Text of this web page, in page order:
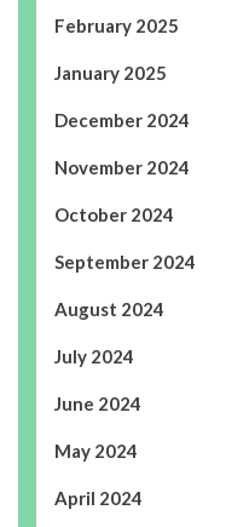
February 2025
January 2025
December 2024
November 2024
October 2024
September 2024
August 2024
July 2024
June 2024
May 2024
April 2024